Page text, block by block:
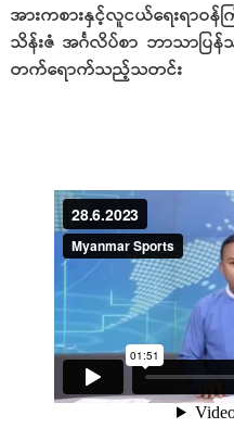
အားကစားနှင့်လူငယ်ရေးရာဝန်က
သိန်းဇံ အင်္ဂလိပ်စာ ဘာသာပြ
တက်ရောက်သည့်သတင်း